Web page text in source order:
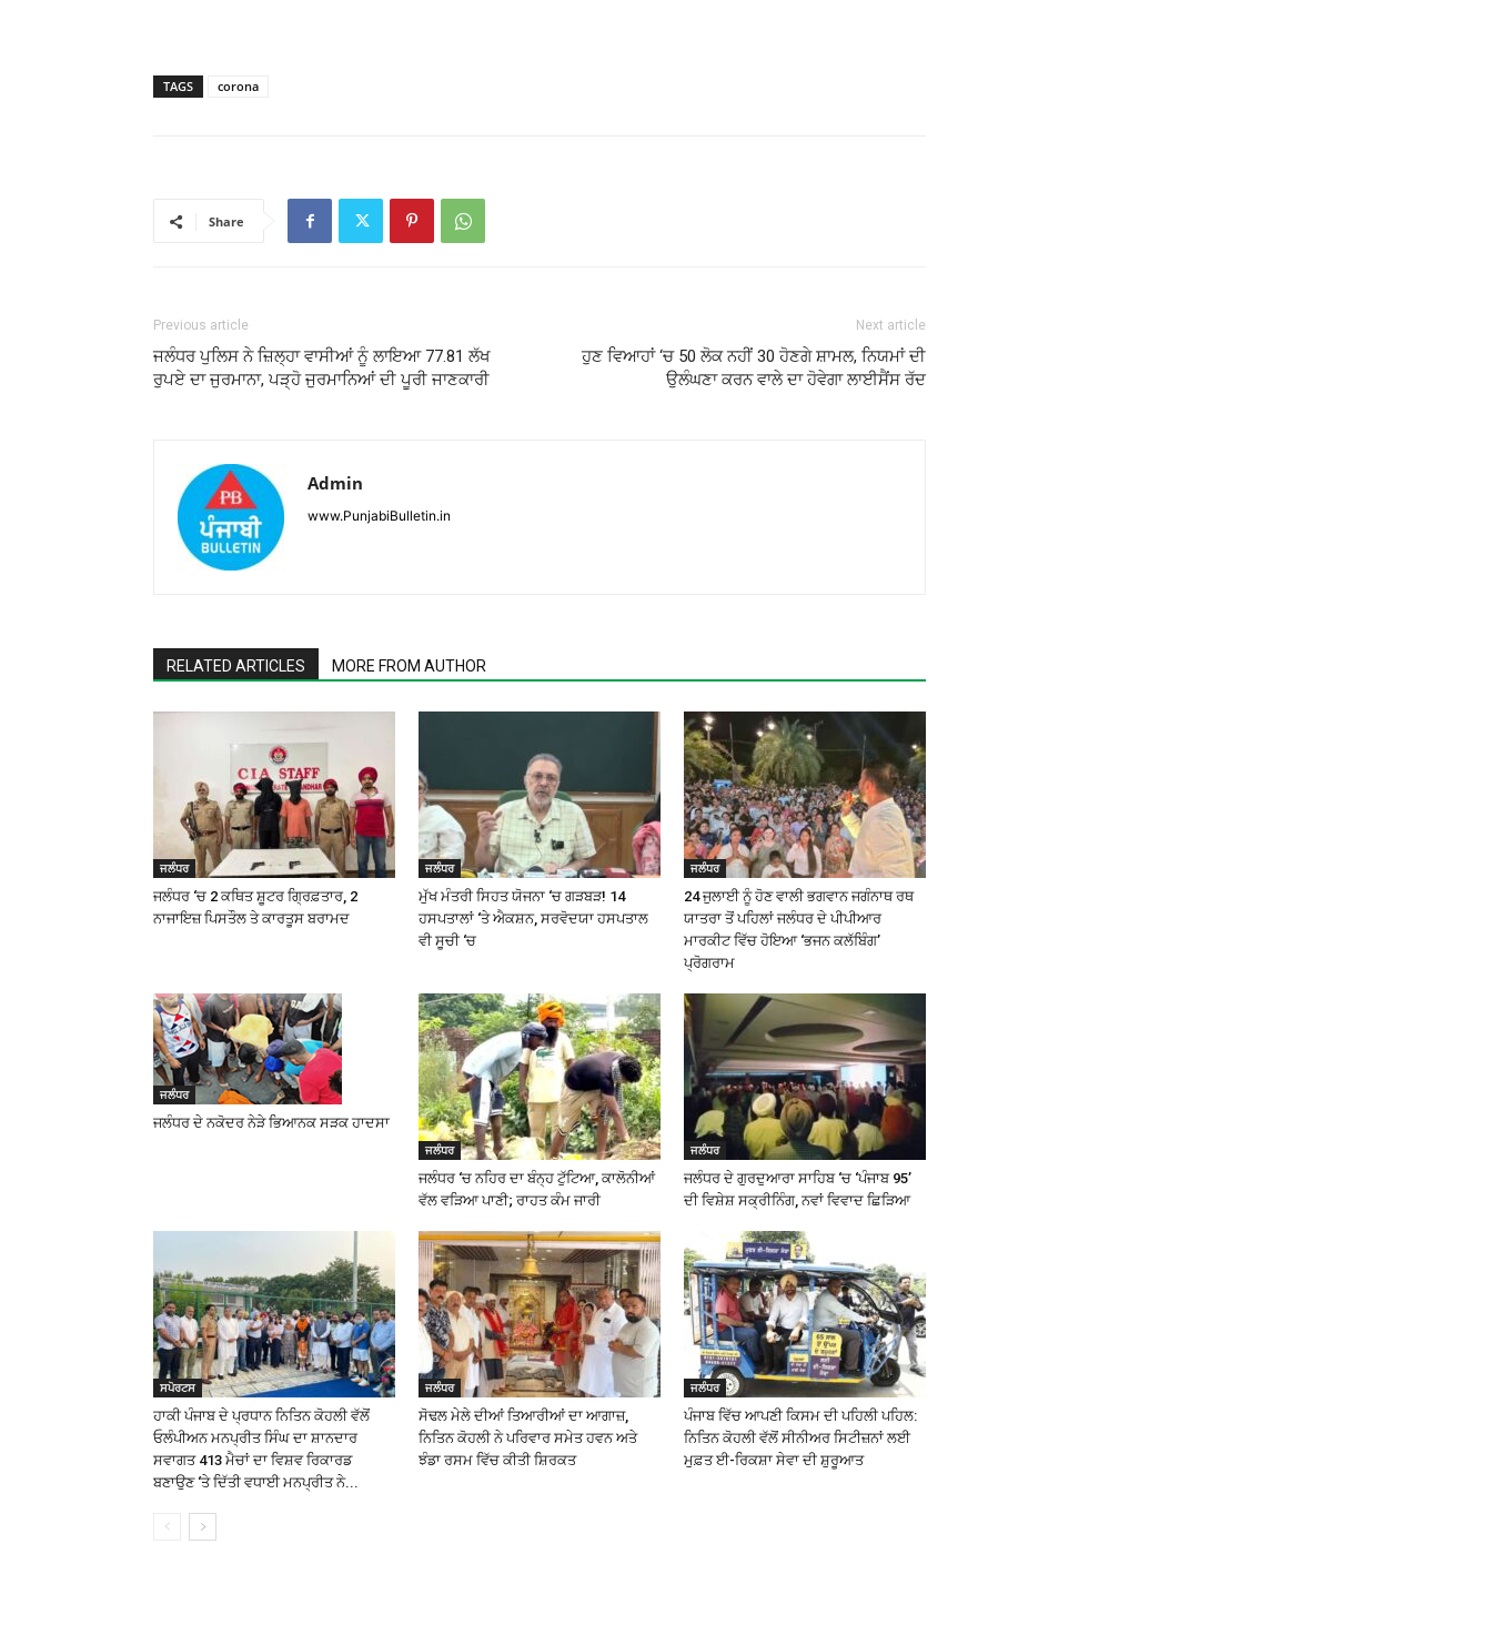
TAGS corona
Share
Previous article
ਜਲੰਧਰ ਪੁਲਿਸ ਨੇ ਜ਼ਿਲ੍ਹਾ ਵਾਸੀਆਂ ਨੂੰ ਲਾਇਆ 77.81 ਲੱਖ
ਰੁਪਏ ਦਾ ਜੁਰਮਾਨਾ, ਪੜ੍ਹੋ ਜੁਰਮਾਨਿਆਂ ਦੀ ਪੂਰੀ ਜਾਣਕਾਰੀ
Next article
ਹੁਣ ਵਿਆਹਾਂ ‘ਚ 50 ਲੋਕ ਨਹੀਂ 30 ਹੋਣਗੇ ਸ਼ਾਮਲ, ਨਿਯਮਾਂ ਦੀ
ਉਲੰਘਣਾ ਕਰਨ ਵਾਲੇ ਦਾ ਹੋਵੇਗਾ ਲਾਈਸੈਂਸ ਰੱਦ
Admin
www.PunjabiBulletin.in
RELATED ARTICLES MORE FROM AUTHOR
ਜਲੰਧਰ
ਜਲੰਧਰ ‘ਚ 2 ਕਥਿਤ ਸ਼ੂਟਰ ਗ੍ਰਿਫ਼ਤਾਰ, 2
ਨਾਜਾਇਜ਼ ਪਿਸਤੌਲ ਤੇ ਕਾਰਤੂਸ ਬਰਾਮਦ
ਜਲੰਧਰ
ਮੁੱਖ ਮੰਤਰੀ ਸਿਹਤ ਯੋਜਨਾ ‘ਚ ਗੜਬੜ! 14
ਹਸਪਤਾਲਾਂ ‘ਤੇ ਐਕਸ਼ਨ, ਸਰਵੋਦਯਾ ਹਸਪਤਾਲ
ਵੀ ਸੂਚੀ ‘ਚ
ਜਲੰਧਰ
24 ਜੁਲਾਈ ਨੂੰ ਹੋਣ ਵਾਲੀ ਭਗਵਾਨ ਜਗੰਨਾਥ ਰਥ
ਯਾਤਰਾ ਤੋਂ ਪਹਿਲਾਂ ਜਲੰਧਰ ਦੇ ਪੀਪੀਆਰ
ਮਾਰਕੀਟ ਵਿੱਚ ਹੋਇਆ ‘ਭਜਨ ਕਲੱਬਿੰਗ’
ਪ੍ਰੋਗਰਾਮ
ਜਲੰਧਰ
ਜਲੰਧਰ ਦੇ ਨਕੋਦਰ ਨੇੜੇ ਭਿਆਨਕ ਸੜਕ ਹਾਦਸਾ
ਜਲੰਧਰ
ਜਲੰਧਰ ‘ਚ ਨਹਿਰ ਦਾ ਬੰਨ੍ਹ ਟੁੱਟਿਆ, ਕਾਲੋਨੀਆਂ
ਵੱਲ ਵੜਿਆ ਪਾਣੀ; ਰਾਹਤ ਕੰਮ ਜਾਰੀ
ਜਲੰਧਰ
ਜਲੰਧਰ ਦੇ ਗੁਰਦੁਆਰਾ ਸਾਹਿਬ ‘ਚ ‘ਪੰਜਾਬ 95’
ਦੀ ਵਿਸ਼ੇਸ਼ ਸਕ੍ਰੀਨਿੰਗ, ਨਵਾਂ ਵਿਵਾਦ ਛਿੜਿਆ
ਸਪੋਰਟਸ
ਹਾਕੀ ਪੰਜਾਬ ਦੇ ਪ੍ਰਧਾਨ ਨਿਤਿਨ ਕੋਹਲੀ ਵੱਲੋਂ
ਓਲੰਪੀਅਨ ਮਨਪ੍ਰੀਤ ਸਿੰਘ ਦਾ ਸ਼ਾਨਦਾਰ
ਸਵਾਗਤ 413 ਮੈਚਾਂ ਦਾ ਵਿਸ਼ਵ ਰਿਕਾਰਡ
ਬਣਾਉਣ ‘ਤੇ ਦਿੱਤੀ ਵਧਾਈ ਮਨਪ੍ਰੀਤ ਨੇ...
ਜਲੰਧਰ
ਸੋਢਲ ਮੇਲੇ ਦੀਆਂ ਤਿਆਰੀਆਂ ਦਾ ਆਗਾਜ਼,
ਨਿਤਿਨ ਕੋਹਲੀ ਨੇ ਪਰਿਵਾਰ ਸਮੇਤ ਹਵਨ ਅਤੇ
ਝੰਡਾ ਰਸਮ ਵਿੱਚ ਕੀਤੀ ਸ਼ਿਰਕਤ
ਜਲੰਧਰ
ਪੰਜਾਬ ਵਿੱਚ ਆਪਣੀ ਕਿਸਮ ਦੀ ਪਹਿਲੀ ਪਹਿਲ:
ਨਿਤਿਨ ਕੋਹਲੀ ਵੱਲੋਂ ਸੀਨੀਅਰ ਸਿਟੀਜ਼ਨਾਂ ਲਈ
ਮੁਫ਼ਤ ਈ-ਰਿਕਸ਼ਾ ਸੇਵਾ ਦੀ ਸ਼ੁਰੂਆਤ